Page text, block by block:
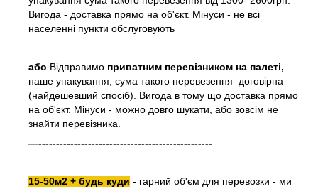
Вигода - доставка прямо на об'єкт. Мінуси - не всі
населенні пункти обслуговують
або Відправимо приватним перевізником на палеті,
наше упакування, сума такого перевезення договірна
(найдешевший спосіб). Вигода в тому що доставка прямо
на об'єкт. Мінуси - можно довго шукати, або зовсім не
знайти перевізника.
—-------------------------------------------------
15-50м2 + будь куди - гарний об'єм для перевозки - ми